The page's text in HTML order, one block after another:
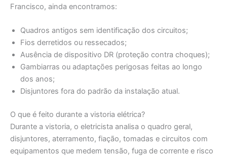
Francisco, ainda encontramos:
Quadros antigos sem identificação dos circuitos;
Fios derretidos ou ressecados;
Ausência de dispositivo DR (proteção contra choques);
Gambiarras ou adaptações perigosas feitas ao longo
dos anos;
Disjuntores fora do padrão da instalação atual.
O que é feito durante a vistoria elétrica?
Durante a vistoria, o eletricista analisa o quadro geral,
disjuntores, aterramento, fiação, tomadas e circuitos com
equipamentos que medem tensão, fuga de corrente e risco